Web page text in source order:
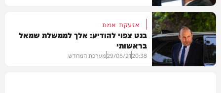
פוליטי
אזעקת אמת
בנט צפוי להודיע: אלך לממשלת שמאל
בראשותי
20:38
29/05/21מערכת המחדש